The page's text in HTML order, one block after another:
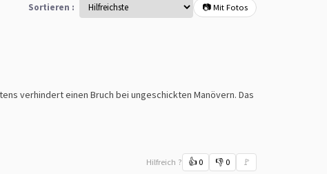
Sortieren : 📷 Mit Fotos
verhindert einen Bruch bei ungeschickten Manövern. Das
Hilfreich ? 👍 0 👎 0 🚩